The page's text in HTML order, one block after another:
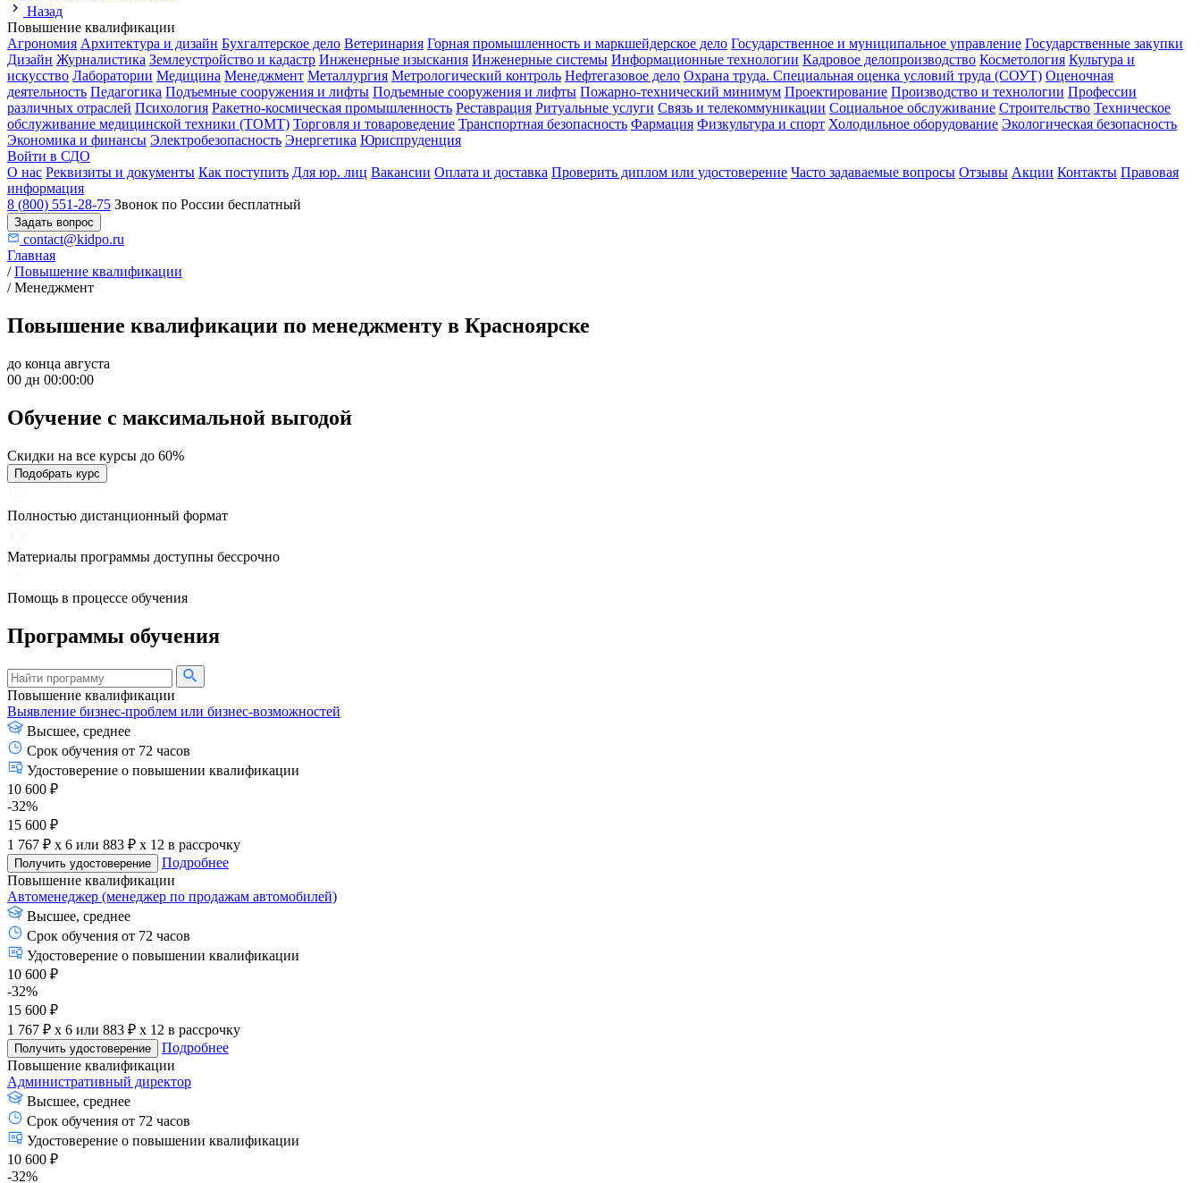
Назад
Повышение квалификации
Агрономия Архитектура и дизайн Бухгалтерское дело Ветеринария Горная промышленность и маркшейдерское дело Государственное и муниципальное управление Государственные закупки
Дизайн Журналистика Землеустройство и кадастр Инженерные изыскания Инженерные системы Информационные технологии Кадровое делопроизводство Косметология Культура и
искусство Лаборатории Медицина Менеджмент Металлургия Метрологический контроль Нефтегазовое дело Охрана труда. Специальная оценка условий труда (СОУТ) Оценочная
деятельность Педагогика Подъемные сооружения и лифты Подъемные сооружения и лифты Пожарно-технический минимум Проектирование Производство и технологии Профессии
различных отраслей Психология Ракетно-космическая промышленность Реставрация Ритуальные услуги Связь и телекоммуникации Социальное обслуживание Строительство Техническое
обслуживание медицинской техники (ТОМТ) Торговля и товароведение Транспортная безопасность Фармация Физкультура и спорт Холодильное оборудование Экологическая безопасность
Экономика и финансы Электробезопасность Энергетика Юриспруденция
Войти в СДО
О нас Реквизиты и документы Как поступить Для юр. лиц Вакансии Оплата и доставка Проверить диплом или удостоверение Часто задаваемые вопросы Отзывы Акции Контакты Правовая
информация
8 (800) 551-28-75 Звонок по России бесплатный
Задать вопрос
contact@kidpo.ru
Главная
/ Повышение квалификации
/ Менеджмент
Повышение квалификации по менеджменту в Красноярске
до конца августа
00 дн 00:00:00
Обучение с максимальной выгодой
Скидки на все курсы до 60%
Подобрать курс
Полностью дистанционный формат
Материалы программы доступны бессрочно
Помощь в процессе обучения
Программы обучения
Повышение квалификации
Выявление бизнес-проблем или бизнес-возможностей
Высшее, среднее
Срок обучения от 72 часов
Удостоверение о повышении квалификации
10 600 ₽
-32%
15 600 ₽
1 767 ₽ x 6 или 883 ₽ x 12 в рассрочку
Получить удостоверение
Подробнее
Повышение квалификации
Автоменеджер (менеджер по продажам автомобилей)
Высшее, среднее
Срок обучения от 72 часов
Удостоверение о повышении квалификации
10 600 ₽
-32%
15 600 ₽
1 767 ₽ x 6 или 883 ₽ x 12 в рассрочку
Получить удостоверение
Подробнее
Повышение квалификации
Административный директор
Высшее, среднее
Срок обучения от 72 часов
Удостоверение о повышении квалификации
10 600 ₽
-32%